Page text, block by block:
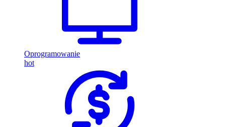
Oprogramowanie
hot